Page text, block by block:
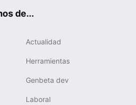
de...
Actualidad
Herramientas
Genbeta dev
Laboral